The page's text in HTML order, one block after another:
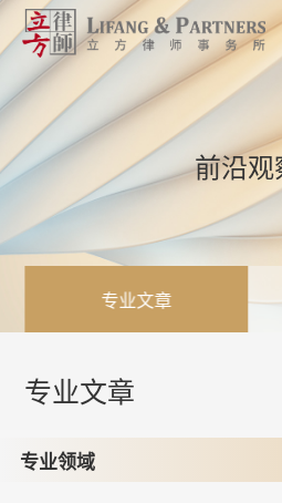
前沿观
专业文章
专业文章
专业领域